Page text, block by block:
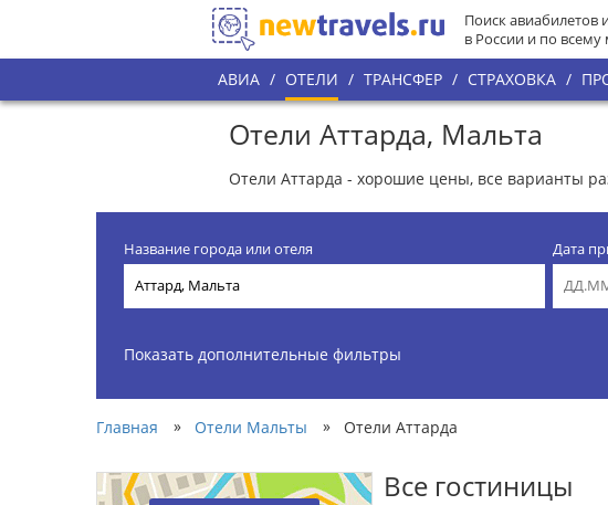
Поиск авиабилетов
в России и по всему
АВИА / ОТЕЛИ / ТРАНСФЕР / СТРАХОВКА /
Отели Аттарда, Мальта
Отели Аттарда - хорошие цены, все варианты
Название города или отеля Дата
Показать дополнительные фильтры
Главная » Отели Мальты » Отели Аттарда
Все гостиницы